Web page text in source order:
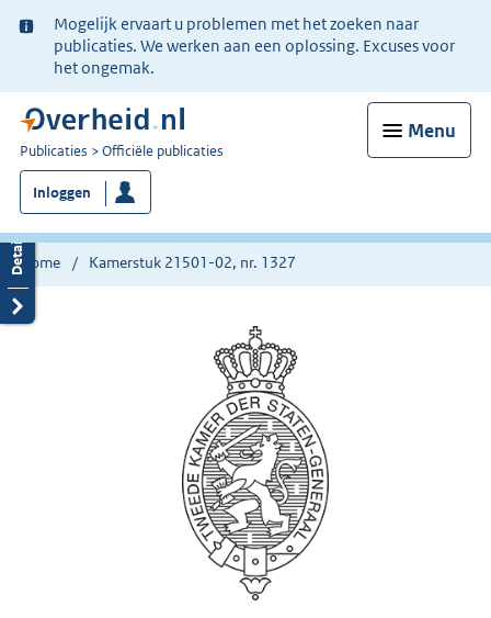
Ter
informatie:
Mogelijk ervaart u problemen met het zoeken naar
publicaties. We werken aan een oplossing. Excuses voor
het ongemak.
Menu
U
bent
nu
hier:
Publicaties Officiële publicaties
Inloggen
Home Kamerstuk 21501-02, nr. 1327